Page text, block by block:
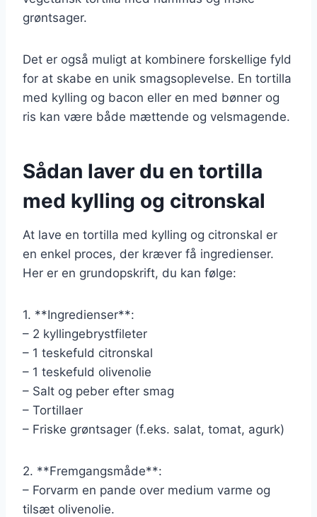
grøntsager.
Det er også muligt at kombinere forskellige fyld
for at skabe en unik smagsoplevelse. En tortilla
med kylling og bacon eller en med bønner og
ris kan være både mættende og velsmagende.
Sådan laver du en tortilla
med kylling og citronskal
At lave en tortilla med kylling og citronskal er
en enkel proces, der kræver få ingredienser.
Her er en grundopskrift, du kan følge:
1. **Ingredienser**:
– 2 kyllingebrystfileter
– 1 teskefuld citronskal
– 1 teskefuld olivenolie
– Salt og peber efter smag
– Tortillaer
– Friske grøntsager (f.eks. salat, tomat, agurk)
2. **Fremgangsmåde**:
– Forvarm en pande over medium varme og
tilsæt olivenolie.